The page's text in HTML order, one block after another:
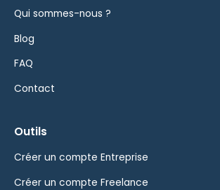
Qui sommes-nous ?
Blog
FAQ
Contact
Outils
Créer un compte Entreprise
Créer un compte Freelance